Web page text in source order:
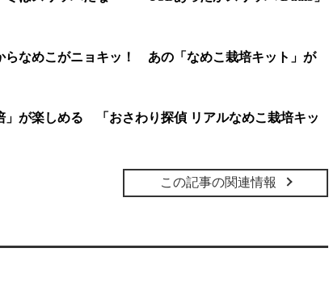
らなめこがニョキッ！ あの「なめこ栽培キット」が
」が楽しめる 「おさわり探偵 リアルなめこ栽培キッ
この記事の関連情報